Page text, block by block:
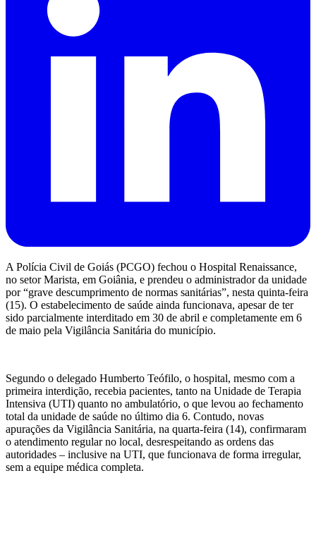
A Polícia Civil de Goiás (PCGO) fechou o Hospital Renaissance,
no setor Marista, em Goiânia, e prendeu o administrador da unidade
por “grave descumprimento de normas sanitárias”, nesta quinta-feira
(15). O estabelecimento de saúde ainda funcionava, apesar de ter
sido parcialmente interditado em 30 de abril e completamente em 6
de maio pela Vigilância Sanitária do município.
Segundo o delegado Humberto Teófilo, o hospital, mesmo com a
primeira interdição, recebia pacientes, tanto na Unidade de Terapia
Intensiva (UTI) quanto no ambulatório, o que levou ao fechamento
total da unidade de saúde no último dia 6. Contudo, novas
apurações da Vigilância Sanitária, na quarta-feira (14), confirmaram
o atendimento regular no local, desrespeitando as ordens das
autoridades – inclusive na UTI, que funcionava de forma irregular,
sem a equipe médica completa.